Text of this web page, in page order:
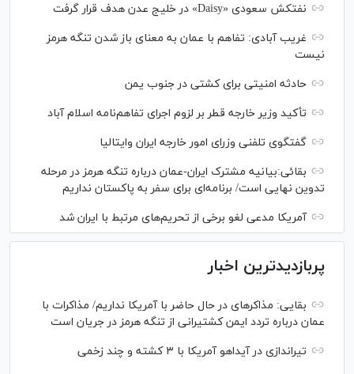
نفتکش سعودی «Daisy» در خلیج عدن هدف قرار گرفت
غریب آبادی: تفاهم با عمان به معنای باز شدن تنگه هرمز
نیست
حادثه امنیتی برای کشتی در جنوب یمن
تأکید وزیر خارجه قطر بر لزوم اجرای تفاهم‌نامه اسلام آباد
گفتگوی تلفنی وزرای امور خارجه ایران وایتالیا
بقائی:بیانیه مشترک ایران-عمان درباره تنگه هرمز در مرحله
تدوین نهایی است/ برنامه‌ای برای سفر به پاکستان نداریم
آمریکا مدعی لغو برخی از تحریم‌های مرتبط با ایران شد
پربازدیدترین اخبار
بقایی: مذاکره‎ای در حال حاضر با آمریکا نداریم/ مذاکرات با
عمان درباره تردد ایمن کشتیرانی از تنگه هرمز در جریان است
تیراندازی در آیداهو آمریکا با ۳ کشته و چند زخمی